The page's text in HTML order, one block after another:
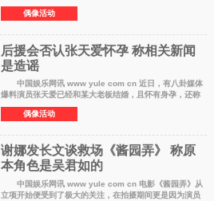
公司发布的公函，要求账号删除刘诗诗离婚等相关内容，
称该内容是不实且有损名誉的传言，回
偶像活动
后援会否认张天爱怀孕 称相关新闻
是造谣
中国娱乐网讯 www yule com cn 近日，有八卦媒体
爆料演员张天爱已经和某大老板结婚，且怀有身孕，还称
张天爱不介意被人知道已婚已孕，十分享受和大老板的婚
姻，引发热议。 针对这样的传闻
偶像活动
谢娜发长文谈救场《酱园弄》 称原
本角色是吴君如的
中国娱乐网讯 www yule com cn 电影《酱园弄》从
立项开始便受到了极大的关注，在拍摄期间更是因为演员